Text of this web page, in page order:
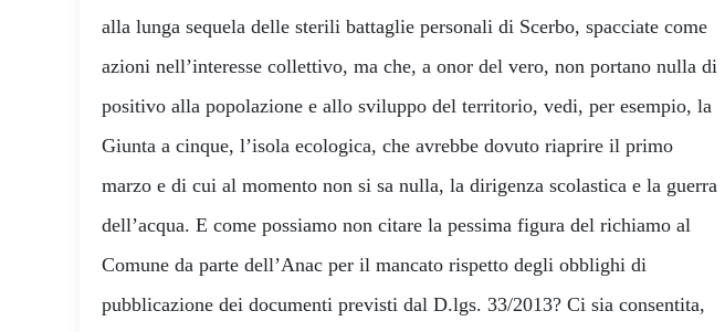
alla lunga sequela delle sterili battaglie personali di Scerbo, spacciate come
azioni nell’interesse collettivo, ma che, a onor del vero, non portano nulla di
positivo alla popolazione e allo sviluppo del territorio, vedi, per esempio, la
Giunta a cinque, l’isola ecologica, che avrebbe dovuto riaprire il primo
marzo e di cui al momento non si sa nulla, la dirigenza scolastica e la guerra
dell’acqua. E come possiamo non citare la pessima figura del richiamo al
Comune da parte dell’Anac per il mancato rispetto degli obblighi di
pubblicazione dei documenti previsti dal D.lgs. 33/2013? Ci sia consentita,